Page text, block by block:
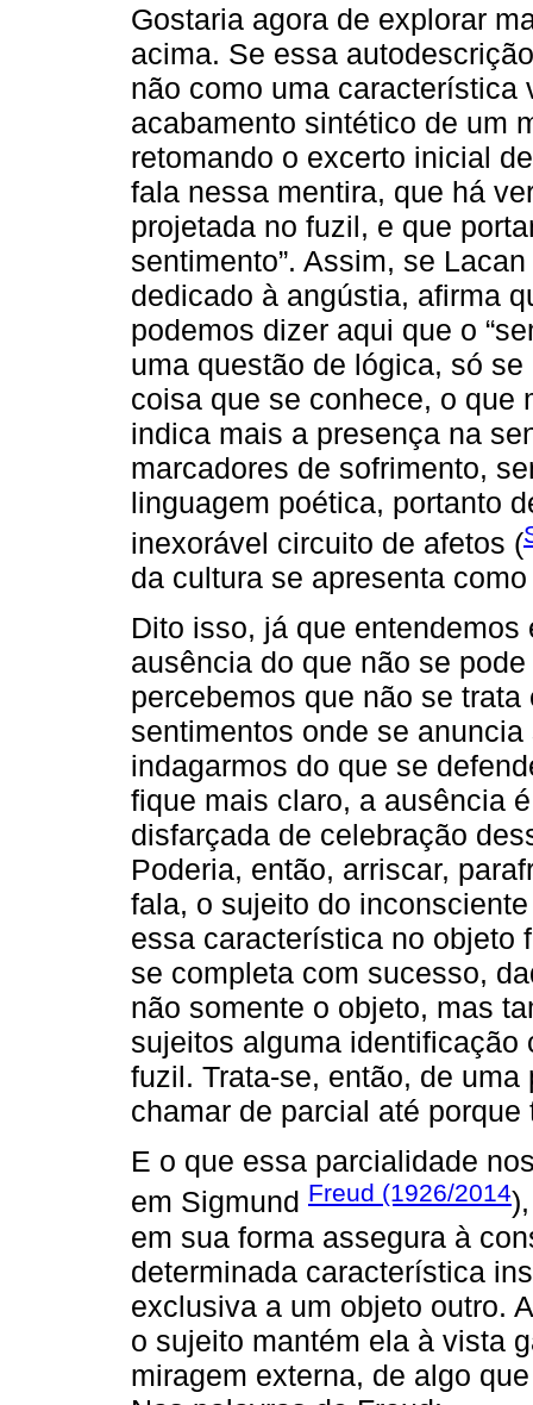
Gostaria agora de explorar
acima. Se essa
não como uma característica
acabamento sintético de um
retomando o excerto inicial
fala nessa mentira, que há
projetada no fuzil, e que
sentimento”. Assim, se
dedicado à angústia, afirma
podemos dizer aqui que o
uma questão de lógica, só
coisa que se conhece, o que
indica mais a presença na
marcadores de sofrimento,
linguagem poética, portanto
inexorável circuito de afetos (
da cultura se apresenta
Dito isso, já que
ausência do que não se
percebemos que não se
sentimentos onde se
indagarmos do que se
fique mais claro, a ausência
disfarçada de celebração
Poderia, então, arriscar,
fala, o sujeito do
essa característica no objeto
se completa com sucesso,
não somente o objeto, mas
sujeitos alguma identificação
fuzil. Trata-se, então, de
chamar de parcial até
E o que essa parcialidade
em Sigmund Freud (1926/2014
em sua forma assegura à
determinada característica
exclusiva a um objeto outro.
o sujeito mantém ela à vista
miragem externa, de algo